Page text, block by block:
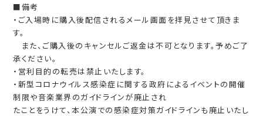
■備考
・ご入場時に購入後配信されるメール画面を拝見させて頂きま
す。
また、ご購入後のキャンセルご返金は不可となります。予めご了
承ください。
・営利目的の転売は禁止いたします。
・新型コロナウイルス感染症に関する政府によるイベントの開催
制限や⾳楽業界のガイドラインが廃⽌され
たことをうけて、本公演での感染症対策ガイドラインも廃⽌いたし